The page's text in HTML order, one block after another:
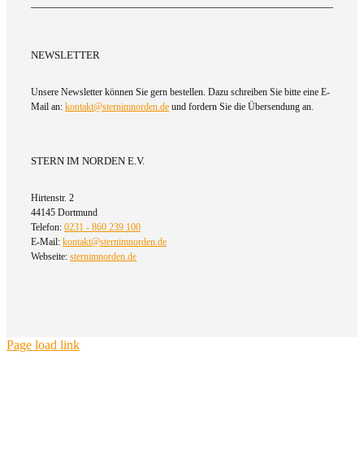
NEWSLETTER
Unsere Newsletter können Sie gern bestellen. Dazu schreiben Sie bitte eine E-
Mail an: kontakt@sternimnorden.de und fordern Sie die Übersendung an.
STERN IM NORDEN E.V.
Hirtenstr. 2
44145 Dortmund
Telefon: 0231 - 860 239 100
E-Mail: kontakt@sternimnorden.de
Webseite: sternimnorden.de
Page load link